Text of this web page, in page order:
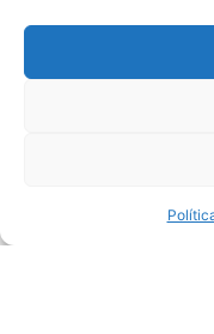
este repertorio de
danzas más
samba, la bossa nova,
compositores de la
Valencia y muchos